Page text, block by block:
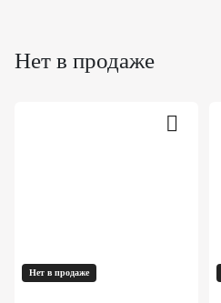
Нет в продаже
Нет в продаже